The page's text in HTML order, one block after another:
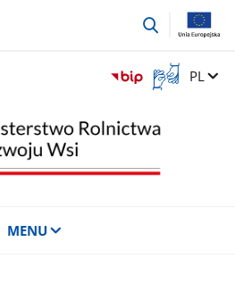
przejdź
Otwórz
okno
tłumaczem
migowego
Zmień
PL
MENU